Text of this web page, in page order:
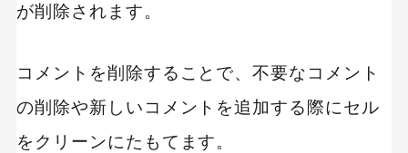
が削除されます。
コメントを削除することで、不要なコメント
の削除や新しいコメントを追加する際にセル
をクリーンにたもてます。